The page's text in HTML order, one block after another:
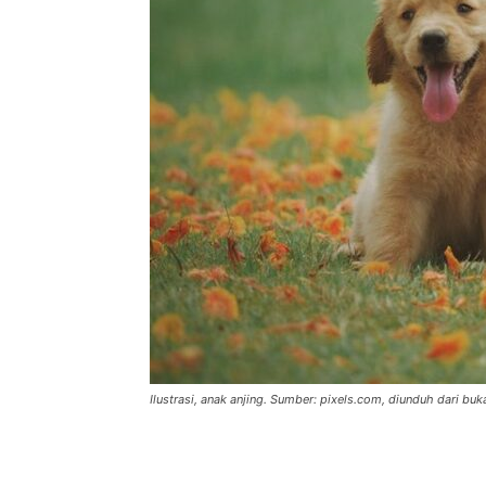
Ilustrasi, anak anjing. Sumber: pixels.com, diunduh dari